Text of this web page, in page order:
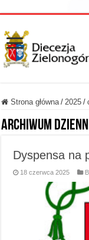
Strona główna / 2025 /
Archiwum
Dyspensa na
18 czerwca 2025